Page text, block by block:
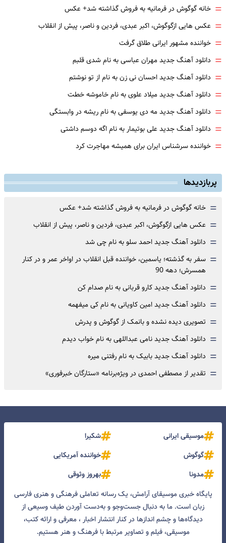
= خانه گوگوش در فرمانیه به فروش گذاشته شد+ عکس
= عکس هایی ازگوگوش، اکبر عبدی، فردین و ناصر، پیش از انقلاب
= خواننده مشهور ایرانی طلاق گرفت
= دانلود آهنگ جدید مهران عباسی به نام شدی قلبم
= دانلود آهنگ جدید احسان نی زن به نام از تو نوشتم
= دانلود آهنگ جدید میلاد علوی به نام خاموشه خطت
= دانلود آهنگ جدید مه دی یوسفی به نام ریشه در وابستگی
= دانلود آهنگ جدید علی بوتیمار به نام اگه دوسم داشتی
= خواننده سرشناس ایران برای همیشه مهاجرت کرد
پربازدیدها
= خانه گوگوش در فرمانیه به فروش گذاشته شد+ عکس
= عکس هایی ازگوگوش، اکبر عبدی، فردین و ناصر، پیش از انقلاب
= دانلود آهنگ جدید احمد سلو به نام چی شد
= سفر به گذشته؛ یاسمین، خواننده قبل انقلاب در اواخر عمر و در کنار
همسرش؛ دهه 90
= دانلود آهنگ جدید کارو قربانی به نام صدام کن
= دانلود آهنگ جدید امین کاویانی به نام کی میفهمه
= تصویری دیده نشده و بانمک از گوگوش و پدرش
= دانلود آهنگ جدید نامی عبداللهی به نام خواب دیدم
= دانلود آهنگ جدید بابیک به نام رفتنی میره
= تقدیر از مصطفی احمدی در ویژه‌برنامه «ستارگان خبرفوری»
موسیقی ایرانی
شکیرا
گوگوش
خواننده آمریکایی
مدونا
بهروز وثوقی
پایگاه خبری موسیقای آرامش، یک رسانه تعاملی فرهنگی و هنری فارسی
زبان است. ما به دنبال جست‌و‌جو و به‌دست آوردن طیف وسیعی از
دیدگاه‌ها و چشم انداز‌ها در کنار انتشار اخبار ، معرفی و ارائه کتب،
موسیقی، فیلم و تصاویر مرتبط با فرهنگ و هنر هستیم.